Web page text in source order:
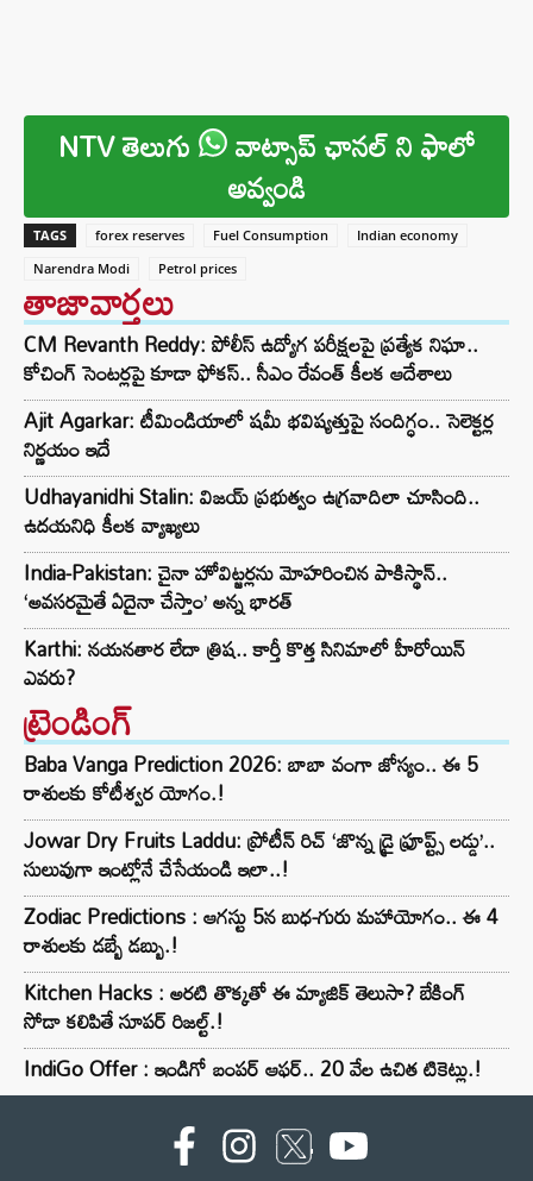
NTV తెలుగు వాట్సాప్ ఛానల్ ని ఫాలో
అవ్వండి
TAGS forex reserves Fuel Consumption
Indian economy
Narendra Modi
Petrol prices
తాజావార్తలు
CM Revanth Reddy: పోలీస్ ఉద్యోగ పరీక్షలపై ప్రత్యేక నిఘా..
కోచింగ్ సెంటర్లపై కూడా ఫోకస్.. సీఎం రేవంత్ కీలక ఆదేశాలు
Ajit Agarkar: టీమిండియాలో షమీ భవిష్యత్తుపై సందిగ్ధం.. సెలెక్టర్ల
నిర్ణయం ఇదే
Udhayanidhi Stalin: విజయ్ ప్రభుత్వం ఉగ్రవాదిలా చూసింది..
ఉదయనిధి కీలక వ్యాఖ్యలు
India-Pakistan: చైనా హోవిట్జర్లను మోహరించిన పాకిస్థాన్..
‘అవసరమైతే ఏదైనా చేస్తాం’ అన్న భారత్
Karthi: నయనతార లేదా త్రిష.. కార్తీ కొత్త సినిమాలో హీరోయిన్
ఎవరు?
ట్రెండింగ్‌
Baba Vanga Prediction 2026: బాబా వంగా జోస్యం.. ఈ 5
రాశులకు కోటీశ్వర యోగం.!
Jowar Dry Fruits Laddu: ప్రోటీన్ రిచ్ ‘జొన్న డ్రై ఫ్రూప్ట్స్ లడ్డు’..
సులువుగా ఇంట్లోనే చేసేయండి ఇలా..!
Zodiac Predictions : ఆగస్టు 5న బుధ-గురు మహాయోగం.. ఈ 4
రాశులకు డబ్బే డబ్బు.!
Kitchen Hacks : అరటి తొక్కతో ఈ మ్యాజిక్ తెలుసా? బేకింగ్
సోడా కలిపితే సూపర్ రిజల్ట్.!
IndiGo Offer : ఇండిగో బంపర్ ఆఫర్.. 20 వేల ఉచిత టికెట్లు.!